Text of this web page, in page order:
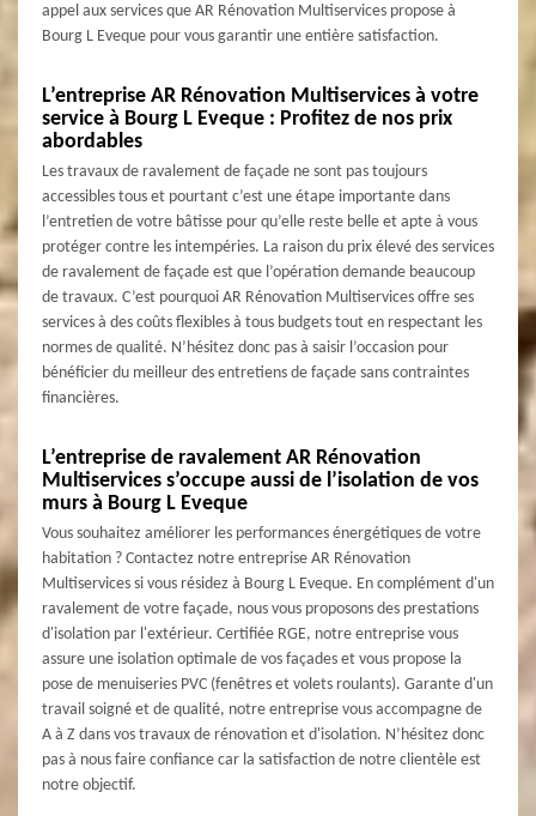
appel aux services que AR Rénovation Multiservices propose à
Bourg L Eveque pour vous garantir une entière satisfaction.
L’entreprise AR Rénovation Multiservices à votre
service à Bourg L Eveque : Profitez de nos prix
abordables
Les travaux de ravalement de façade ne sont pas toujours
accessibles tous et pourtant c’est une étape importante dans
l’entretien de votre bâtisse pour qu’elle reste belle et apte à vous
protéger contre les intempéries. La raison du prix élevé des services
de ravalement de façade est que l’opération demande beaucoup
de travaux. C’est pourquoi AR Rénovation Multiservices offre ses
services à des coûts flexibles à tous budgets tout en respectant les
normes de qualité. N’hésitez donc pas à saisir l’occasion pour
bénéficier du meilleur des entretiens de façade sans contraintes
financières.
L’entreprise de ravalement AR Rénovation
Multiservices s’occupe aussi de l’isolation de vos
murs à Bourg L Eveque
Vous souhaitez améliorer les performances énergétiques de votre
habitation ? Contactez notre entreprise AR Rénovation
Multiservices si vous résidez à Bourg L Eveque. En complément d'un
ravalement de votre façade, nous vous proposons des prestations
d'isolation par l'extérieur. Certifiée RGE, notre entreprise vous
assure une isolation optimale de vos façades et vous propose la
pose de menuiseries PVC (fenêtres et volets roulants). Garante d'un
travail soigné et de qualité, notre entreprise vous accompagne de
A à Z dans vos travaux de rénovation et d'isolation. N’hésitez donc
pas à nous faire confiance car la satisfaction de notre clientèle est
notre objectif.